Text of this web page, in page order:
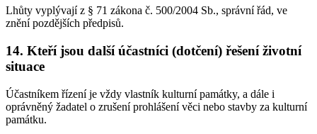
Lhůty vyplývají z § 71 zákona č. 500/2004 Sb., správní řád, ve
znění pozdějších předpisů.
14. Kteří jsou další účastníci (dotčení) řešení životní
situace
Účastníkem řízení je vždy vlastník kulturní památky, a dále i
oprávněný žadatel o zrušení prohlášení věci nebo stavby za kulturní
památku.